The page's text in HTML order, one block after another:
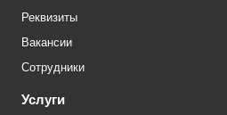
Реквизиты
Вакансии
Сотрудники
Услуги